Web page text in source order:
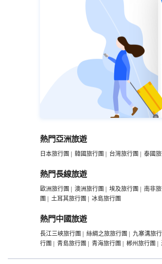
熱門亞洲旅遊
日本旅行團 | 韓國旅行團 | 台灣旅行團 | 泰國
熱門長線旅遊
歐洲旅行團 | 澳洲旅行團 | 埃及旅行團 | 南非
團 | 土耳其旅行團 | 冰島旅行團
熱門中國旅遊
長江三峽旅行團 | 絲綢之旅旅行團 | 九寨溝旅
行團 | 青島旅行團 | 青海旅行團 | 郴州旅行團 |